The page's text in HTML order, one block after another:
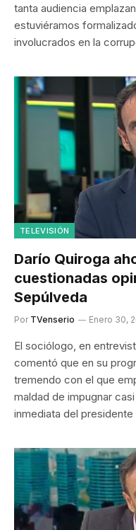
tanta audiencia
estuviéramos
involucrados en la
TELEVISIÓN
Darío Quiroga
cuestionadas
Sepúlveda
Por TVenserio Enero 30,
El sociólogo, en
comentó que en su
tremendo con el que
maldad de impugnar
inmediata del presidente